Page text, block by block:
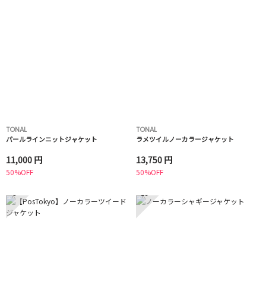
TONAL
パールラインニットジャケット
11,000 円
50%OFF
TONAL
ラメツイルノーカラージャケット
13,750 円
50%OFF
9 10